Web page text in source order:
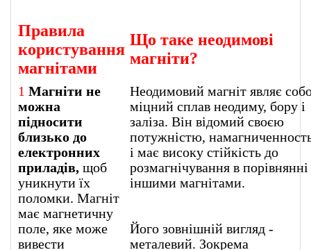
Правила
користування
магнітами
Що таке неодимові
магніти?
1 Магніти не
можна
підносити
близько до
електронних
приладів, щоб
уникнути їх
поломки. Магніт
має магнетичну
поле, яке може
вивести
Неодимовий магніт являє
міцний сплав неодиму, бору і
заліза. Він відомий своєю
потужністю,
і має високу стійкість до
розмагнічування в порівнянні
іншими магнітами.
Його зовнішній вигляд -
металевий. Зокрема